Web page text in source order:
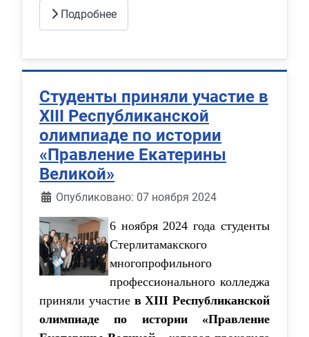
Подробнее
Студенты приняли участие в
XIII Республиканской
олимпиаде по истории
«Правление Екатерины
Великой»
Информация о материале
Опубликовано: 07 ноября 2024
6 ноября 2024 года студенты
Стерлитамакского
многопрофильного
профессионального колледжа
приняли участие в XIII Республиканской
олимпиаде по истории «Правление